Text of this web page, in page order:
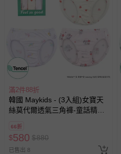
滿2件88折
韓國 Maykids - (3入組)女寶天
絲莫代爾透氣三角褲-童話精靈
66折
$580 $880
已售出 8